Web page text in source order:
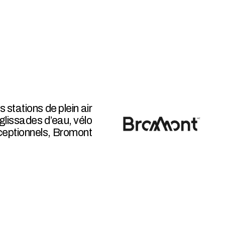
stations de plein air
d’eau, vélo
Bromont